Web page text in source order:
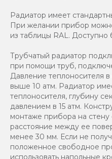
Радиатор имеет
При желании прибор
из таблицы RAL. Доступно
Трубчатый радиатор
при помощи труб,
Давление теплоносителя
выше 10 атм. Радиатор
теплоносителя, глубину
давлением в 15 атм.
монтаже прибора на
расстояние между ее
менее 30 мм. Если не
положенное свободное
использовать напольные